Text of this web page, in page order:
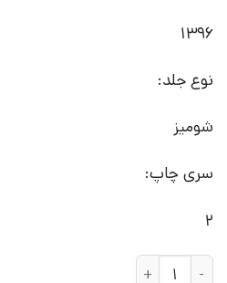
1396
نوع جلد:
شومیز
سری چاپ:
2
کتاب کمال گرایی | انتشارات علم عدد